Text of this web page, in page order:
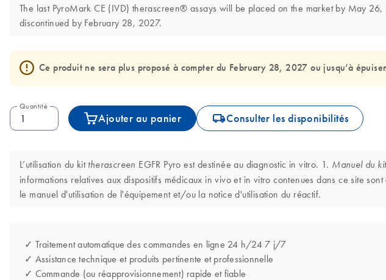
The last PyroMark CE (IVD) therascreen® assays will be placed on the market by May
discontinued by February 28, 2027.
Ce produit ne sera plus proposé à compter du February 28, 2027 ou jusqu’à
Quantité
Ajouter au panier icon_0062_deliver-s Consulter les disponibilités
L’utilisation du kit therascreen EGFR Pyro est destinée au diagnostic in vitro. 1. Manuel du kit
informations relatives aux dispositifs médicaux in vivo et in vitro contenues dans ce site
le manuel d'utilisation de l'équipement et/ou la notice d'utilisation du réactif.
✓ Traitement automatique des commandes en ligne 24 h/24 7 j/7
✓ Assistance technique et produits pertinente et professionnelle
✓ Commande (ou réapprovisionnement) rapide et fiable